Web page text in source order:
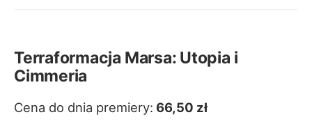
Terraformacja Marsa: Utopia i
Cimmeria
Cena do dnia premiery: 66,50 zł